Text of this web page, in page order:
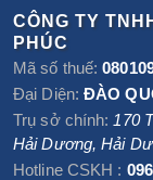
CÔNG TY
PHÚC
Mã số thuế:
Đại Diện: ĐÀO
Trụ sở chính: 170
Hải Dương,Hải
Hotline CSKH :